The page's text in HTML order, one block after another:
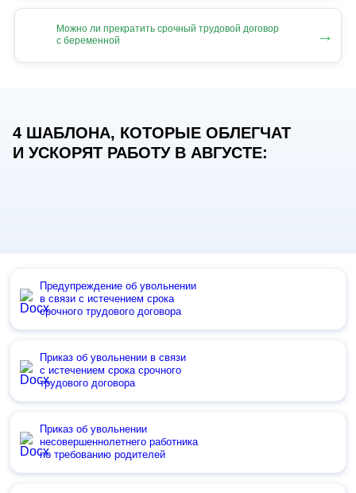
Можно ли прекратить срочный трудовой договор
с беременной
→
4 ШАБЛОНА, КОТОРЫЕ ОБЛЕГЧАТ
И УСКОРЯТ РАБОТУ В АВГУСТЕ:
Предупреждение об увольнении
в связи с истечением срока
срочного трудового договора
Приказ об увольнении в связи
с истечением срока срочного
трудового договора
Приказ об увольнении
несовершеннолетнего работника
по требованию родителей